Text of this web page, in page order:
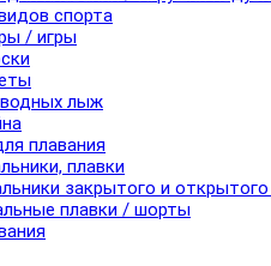
спорта
/ игры
лыж
плавания
плавки
закрытого и
плавки / шорты